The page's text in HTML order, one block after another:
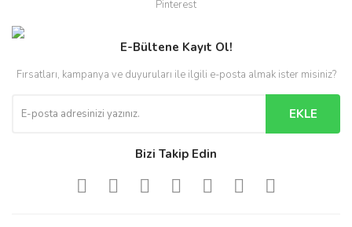
Pinterest
E-Bültene Kayıt Ol!
Fırsatları, kampanya ve duyuruları ile ilgili e-posta almak ister misiniz?
EKLE
Bizi Takip Edin